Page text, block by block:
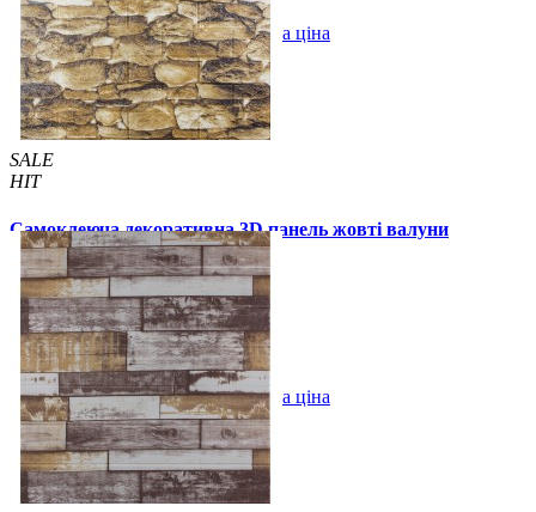
Купити В закладки Оптова ціна
SALE
HIT
Самоклеюча декоративна 3D панель жовті валуни
700x770x5мм
94 грн./шт 160 грн./шт
Купити В закладки Оптова ціна